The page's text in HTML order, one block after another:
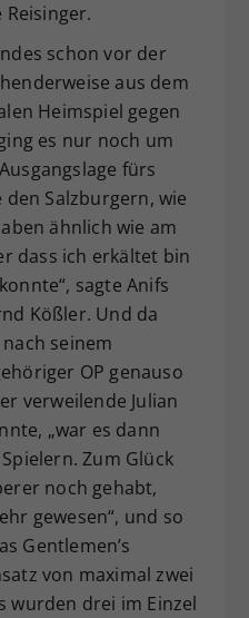
Reisinger.
schon vor der
aus dem
Heimspiel gegen
es nur noch um
fürs
Salzburgern, wie
ähnlich wie am
dass ich erkältet bin
sagte Anifs
Kößler. Und da
seinem
OP genauso
verweilende Julian
„war es dann
Zum Glück
noch gehabt,
gewesen“, und so
Gentlemen’s
von maximal zwei
wurden drei im Einzel